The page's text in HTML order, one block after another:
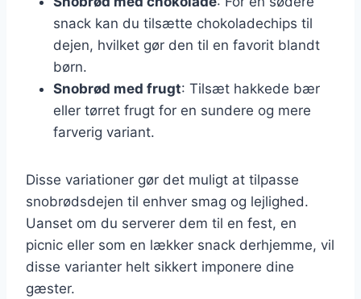
snack kan du tilsætte chokoladechips til
dejen, hvilket gør den til en favorit blandt
børn.
Snobrød med frugt: Tilsæt hakkede bær
eller tørret frugt for en sundere og mere
farverig variant.
Disse variationer gør det muligt at tilpasse
snobrødsdejen til enhver smag og lejlighed.
Uanset om du serverer dem til en fest, en
picnic eller som en lækker snack derhjemme, vil
disse varianter helt sikkert imponere dine
gæster.